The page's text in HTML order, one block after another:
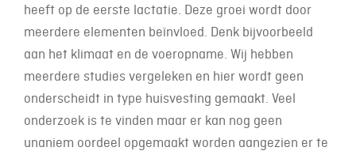
heeft op de eerste lactatie. Deze groei wordt door
meerdere elementen beïnvloed. Denk bijvoorbeeld
aan het klimaat en de voeropname. Wij hebben
meerdere studies vergeleken en hier wordt geen
onderscheidt in type huisvesting gemaakt. Veel
onderzoek is te vinden maar er kan nog geen
unaniem oordeel opgemaakt worden aangezien er te